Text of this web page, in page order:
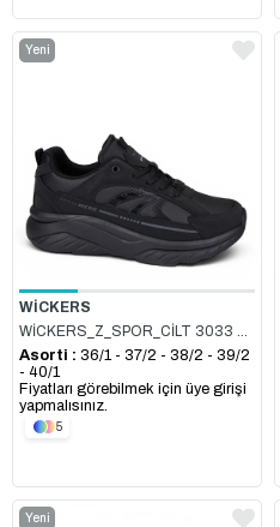
WİCKERS
WİCKERS_Z_SPOR_CİLT 3033 SİYAH_FÜME
Yeni
Asorti : 36/1 - 37/2 - 38/2 - 39/2
- 40/1
Fiyatları görebilmek için üye girişi
yapmalısınız.
5
Yeni